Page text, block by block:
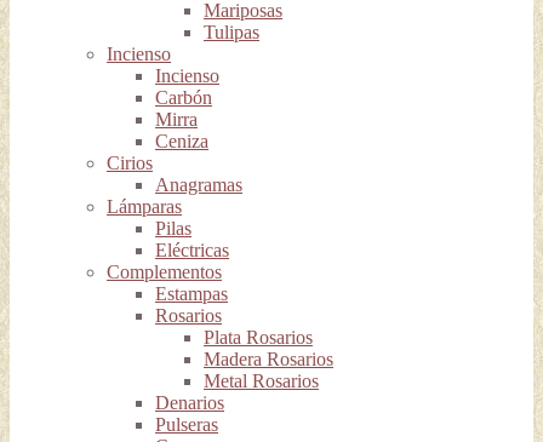
Mariposas
Tulipas
Incienso
Incienso
Carbón
Mirra
Ceniza
Cirios
Anagramas
Lámparas
Pilas
Eléctricas
Complementos
Estampas
Rosarios
Plata Rosarios
Madera Rosarios
Metal Rosarios
Denarios
Pulseras